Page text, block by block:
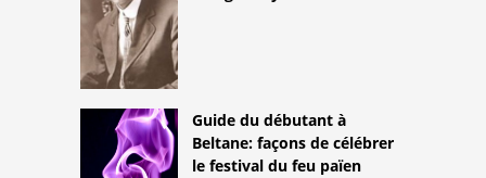
Guide du débutant à
Beltane: façons de célébrer
le festival du feu païen